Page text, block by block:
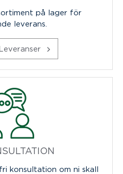
på lager för
leverans.
konsultation om ni skall